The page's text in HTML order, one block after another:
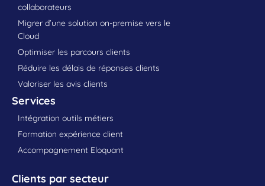
collaborateurs
Migrer d’une solution on-premise vers le
Cloud
Optimiser les parcours clients
Réduire les délais de réponses clients
Valoriser les avis clients
Services
Intégration outils métiers
Formation expérience client
Accompagnement Eloquant
Clients par secteur